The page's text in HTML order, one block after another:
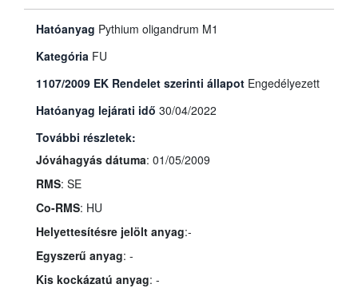
Hatóanyag Pythium oligandrum M1
Kategória FU
1107/2009 EK Rendelet szerinti állapot Engedélyezett
Hatóanyag lejárati idő 30/04/2022
További részletek:
Jóváhagyás dátuma: 01/05/2009
RMS: SE
Co-RMS: HU
Helyettesítésre jelölt anyag:-
Egyszerű anyag: -
Kis kockázatú anyag: -